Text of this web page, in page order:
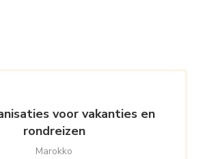
voor vakanties en
rondreizen
Marokko